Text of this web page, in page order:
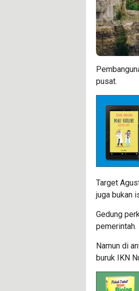
pusat.
Target
juga bukan
Gedung
pemerintah.
Namun di
buruk IKN